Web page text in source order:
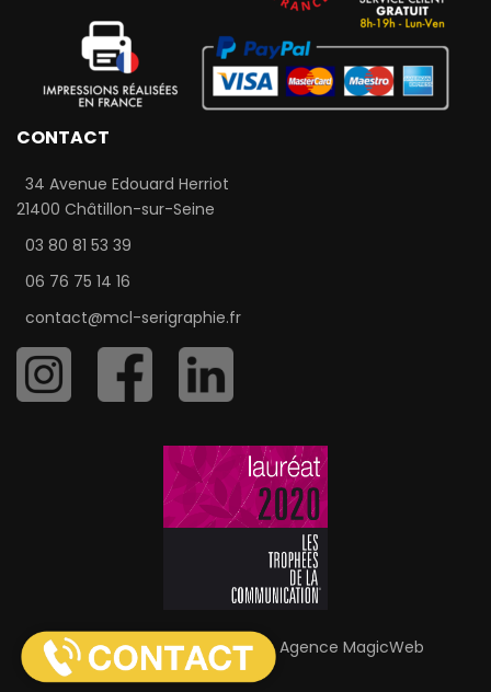
CONTACT
34 Avenue Edouard Herriot
21400 Châtillon-sur-Seine
03 80 81 53 39
06 76 75 14 16
contact@mcl-serigraphie.fr
MCL Sérigraphie © 2026 |Agence MagicWeb